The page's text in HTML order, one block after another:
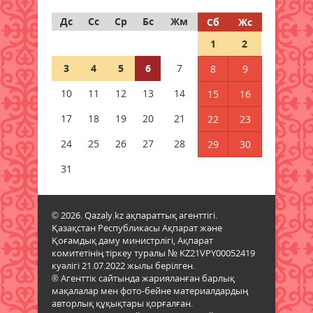
05 тамыз 2026 ж. 136
қаржыландыруды қадағалайтын
платформа іске қосылды
05 тамыз 2026 ж.
Қазгидромет тамызда кей
өңірлерде құрғақшылық қаупі
жоғары екенін болжады
жүргізушісіз көліктер сынақтан
өткізіледі
05 тамыз 2026 ж. 127
Жел күшейіп, найзағай ойнайды:
Синоптиктер алдағы күндері ауа
райы құбылатынын болжады
Дс
Сс Ср Бс Жм Сб
Жс
1
2
3
4 5 6 7 8
9
10
11 12 13 14 15
16
17
18 19 20 21 22
23
24
25 26 27 28 29
30
31
© 2026. Qazaly.kz ақпараттық агенттігі.
Қазақстан Республикасы Ақпарат және
Қоғамдық даму министрлігі, Ақпарат
комитетінің тіркеу туралы № KZ21VPY00052419
куәлігі 21.07.2022 жылы берілген.
® Агенттік сайтында жарияланған барлық
мақалалар мен фото-бейне материалдардың
авторлық құқықтары қорғалған.